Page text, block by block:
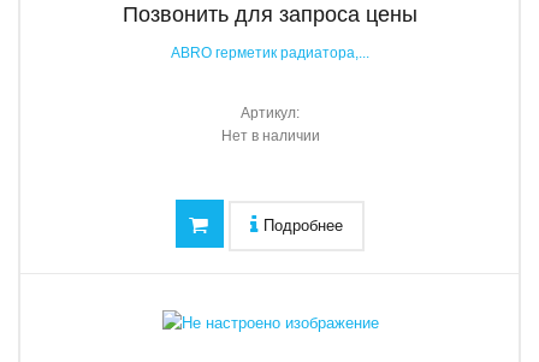
Позвонить для запроса цены
ABRO герметик радиатора,...
Артикул:
Нет в наличии
Подробнее